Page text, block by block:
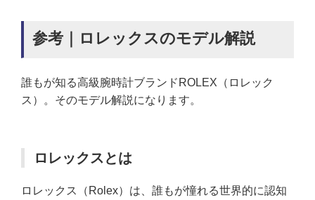
参考｜ロレックスのモデル解説
誰もが知る高級腕時計ブランドROLEX（ロレック
ス）。そのモデル解説になります。
ロレックスとは
ロレックス（Rolex）は、誰もが憧れる世界的に認知